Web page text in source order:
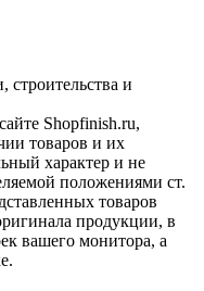
и
Shopfinish.ru,
товаров и их
характер и не
положениями ст.
товаров
продукции, в
вашего монитора, а